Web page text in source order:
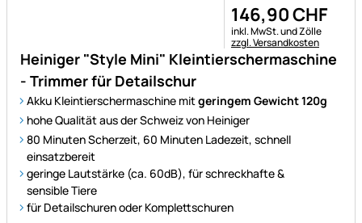
Heiniger "Style Mini" Kleintierschermaschine
- Trimmer für Detailschur
Akku Kleintierschermaschine mitgeringem Gewicht 120g
hohe Qualität aus der Schweiz von Heiniger
80 Minuten Scherzeit, 60 Minuten Ladezeit, schnell
einsatzbereit
geringe Lautstärke (ca. 60dB), für schreckhafte &
sensible Tiere
für Detailschuren oder Komplettschuren
146,90CHF
Steuerhinweis:
inkl. MwSt. und Zölle
zzgl. Versandkosten